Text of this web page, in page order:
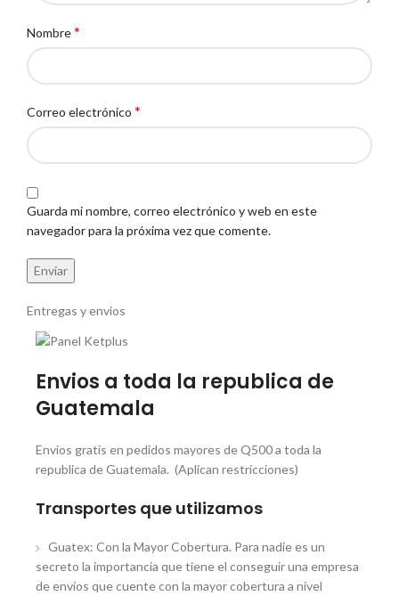
Nombre*
Correo electrónico *
Guarda mi nombre, correo electrónico y web en este
navegador para la próxima vez que comente.
Entregas y envios
Envios a toda la republica de
Guatemala
Envios gratis en pedidos mayores de Q500 a toda la
republica de Guatemala. (Aplican restricciones)
Transportes que utilizamos
Guatex: Con la Mayor Cobertura. Para nadie es un
secreto la importancia que tiene el conseguir una empresa
de envíos que cuente con la mayor cobertura a nivel